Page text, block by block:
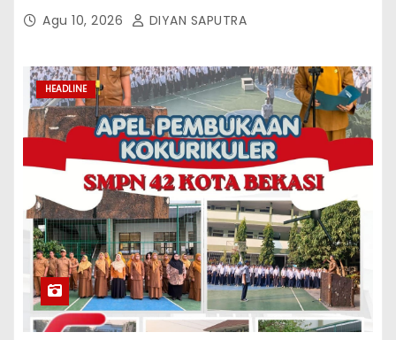
Buang Limbah Ke Drainase Kami
Agu 10, 2026 DIYAN SAPUTRA
HEADLINE